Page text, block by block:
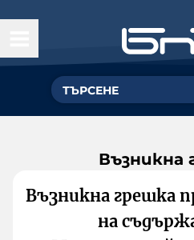
Възникна
Възникна грешка
на